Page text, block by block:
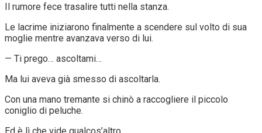
Il rumore fece trasalire tutti nella stanza.
Le lacrime iniziarono finalmente a scendere sul volto di sua
moglie mentre avanzava verso di lui.
— Ti prego… ascoltami…
Ma lui aveva già smesso di ascoltarla.
Con una mano tremante si chinò a raccogliere il piccolo
coniglio di peluche.